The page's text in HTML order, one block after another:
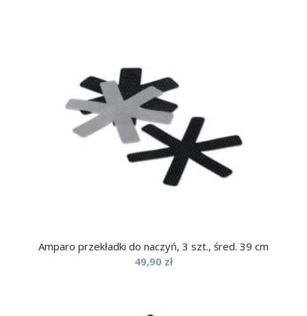
Amparo przekładki do naczyń, 3 szt., śred. 39 cm
49,90 zł